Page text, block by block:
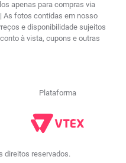
apenas para compras via
As fotos contidas em nosso
e disponibilidade sujeitos
à vista, cupons e outras
Plataforma
direitos reservados.